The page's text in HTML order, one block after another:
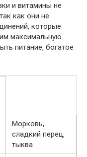
и витамины не
как они не
которые
максимальную
питание, богатое
Морковь,
сладкий перец,
тыква